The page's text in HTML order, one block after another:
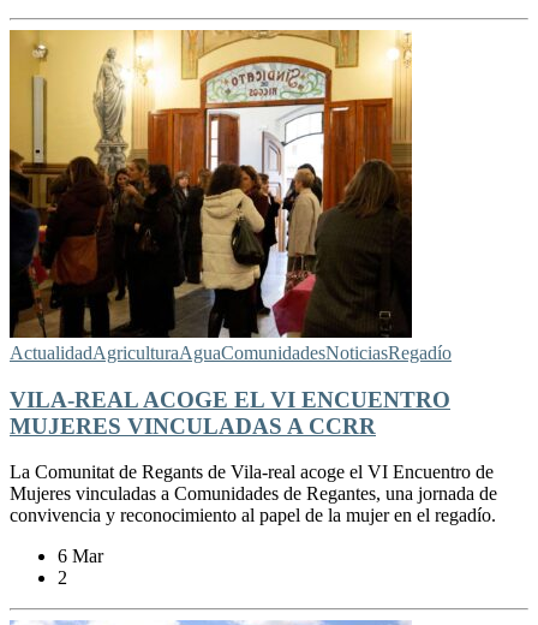
ActualidadAgriculturaAguaComunidadesNoticiasRegadío
VILA-REAL ACOGE EL VI ENCUENTRO
MUJERES VINCULADAS A CCRR
La Comunitat de Regants de Vila-real acoge el VI Encuentro de
Mujeres vinculadas a Comunidades de Regantes, una jornada de
convivencia y reconocimiento al papel de la mujer en el regadío.
6 Mar
2